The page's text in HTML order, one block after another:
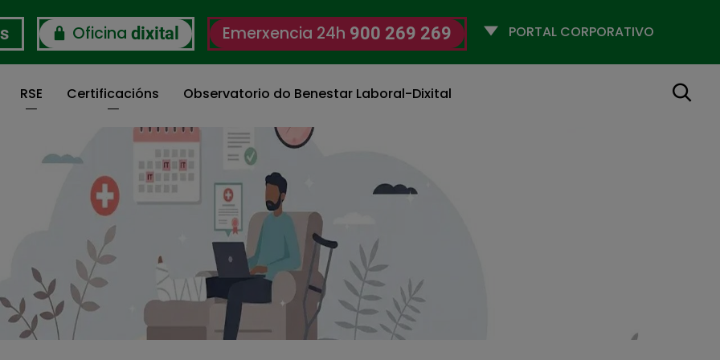
Oficina dixital Emerxencia 24h 900 269 269
Selecciona
RSE Certificacións Observatorio do Benestar Laboral-Dixital Buscar